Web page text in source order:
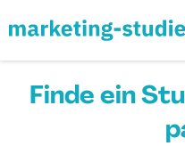
Finde ein